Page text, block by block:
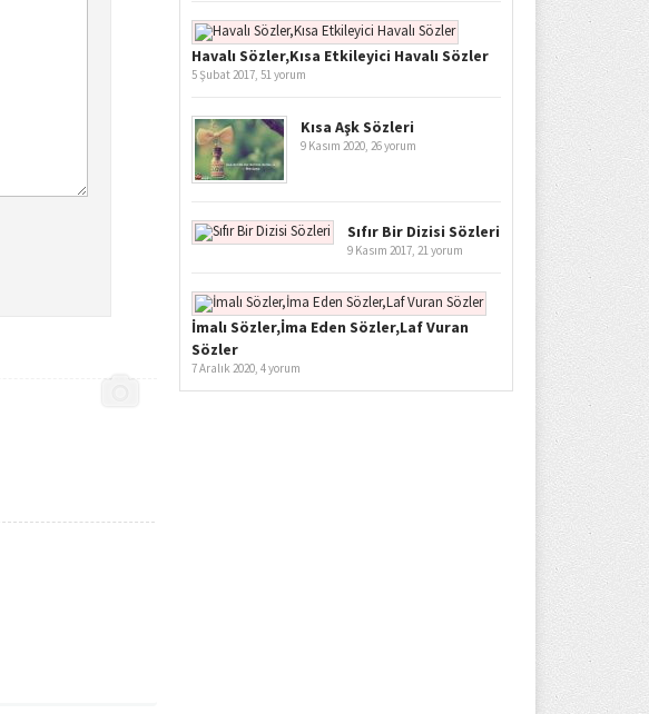
Havalı Sözler,Kısa Etkileyici Havalı Sözler
5 Şubat 2017, 51 yorum
Kısa Aşk Sözleri
9 Kasım 2020, 26 yorum
Sıfır Bir Dizisi Sözleri
9 Kasım 2017, 21 yorum
İmalı Sözler,İma Eden Sözler,Laf Vuran
Sözler
7 Aralık 2020, 4 yorum